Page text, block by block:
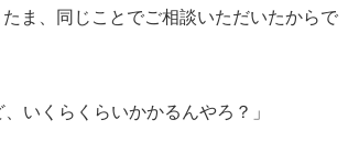
ま、同じことでご相談いただいたからで
いくらくらいかかるんやろ？」